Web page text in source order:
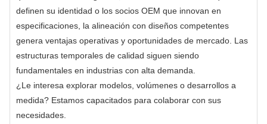
definen su identidad o los socios OEM que innovan en
especificaciones, la alineación con diseños competentes
genera ventajas operativas y oportunidades de mercado. Las
estructuras temporales de calidad siguen siendo
fundamentales en industrias con alta demanda.
¿Le interesa explorar modelos, volúmenes o desarrollos a
medida? Estamos capacitados para colaborar con sus
necesidades.